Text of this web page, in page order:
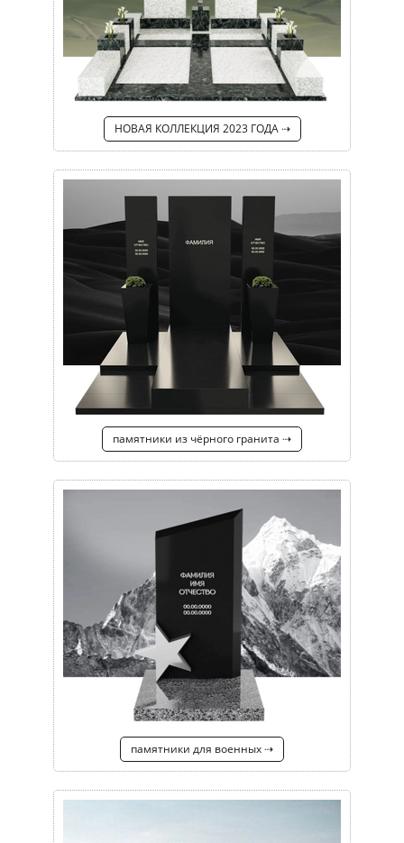
НОВАЯ КОЛЛЕКЦИЯ 2023 ГОДА ⇢
памятники из чёрного гранита ⇢
памятники для военных ⇢